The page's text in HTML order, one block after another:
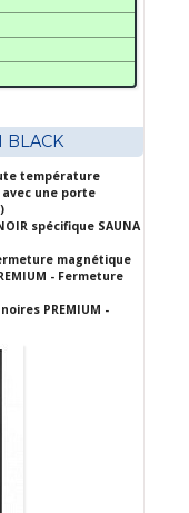
BLACK
température
une porte
spécifique SAUNA
magnétique
- Fermeture
PREMIUM -